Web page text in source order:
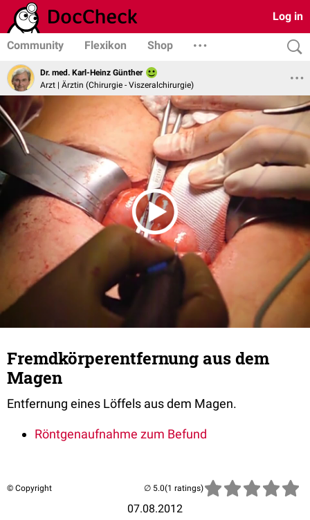
Log in
Community Flexikon Shop
Dr. med. Karl-Heinz Günther
Arzt | Ärztin (Chirurgie - Viszeralchirurgie)
Fremdkörperentfernung aus dem
Magen
Entfernung eines Löffels aus dem Magen.
Röntgenaufnahme zum Befund
© Copyright
07.08.2012
(1 ratings)